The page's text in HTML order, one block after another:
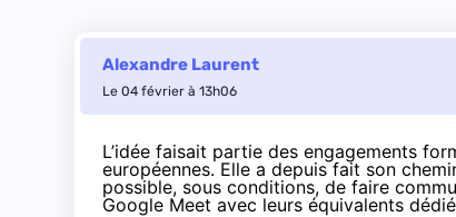
Alexandre Laurent
Le 04 février à 13h06
L’idée faisait partie des engagements
européennes. Elle a depuis fait son
possible, sous conditions, de faire
Google Meet avec leurs équivalents